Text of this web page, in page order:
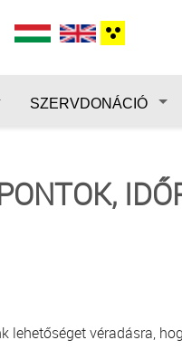
SZERVDONÁCIÓ
véradásra,